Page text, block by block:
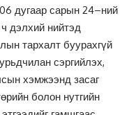
дугаар сарын 24–ний
дэлхий нийтэд
тархалт буурахгүй
сэргийлэх,
хэмжээнд засаг
болон нутгийн